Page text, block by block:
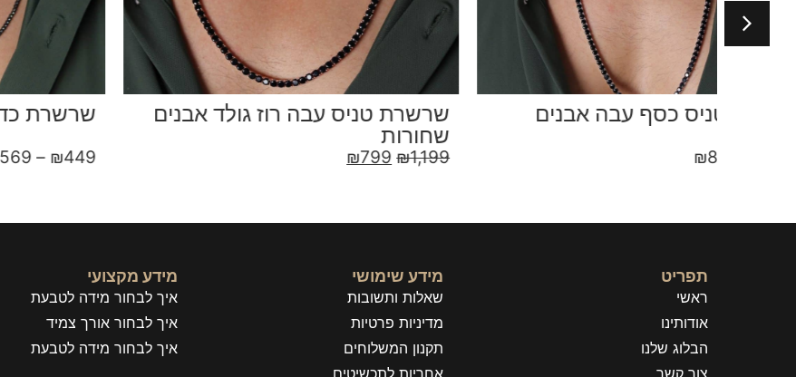
שרשרת טניס עבה רוז גולד אבנים
שחורות
1,199
שרשרת כדורי לייזר רותניום
תפריט
ראשי
אודותינו
הבלוג שלנו
צור קשר
מידע שימושי
שאלות ותשובות
מדיניות פרטיות
תקנון המשלוחים
אחריות לתכשיטים
מידע מקצועי
איך לבחור מידה לטבעת
איך לבחור אורך צמיד
איך לבחור מידה לטבעת